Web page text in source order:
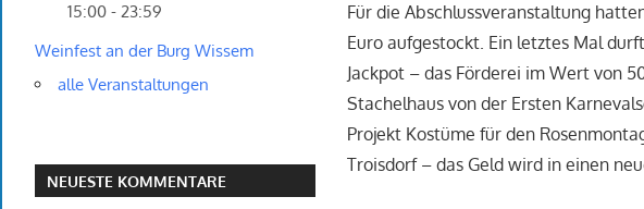
Für die Abschlussveranstaltung
Euro aufgestockt. Ein letztes Mal
Jackpot – das Förderei im Wert von
Stachelhaus von der Ersten
Projekt Kostüme für den
Troisdorf – das Geld wird in einen
15:00 - 23:59
Weinfest an der Burg Wissem
alle Veranstaltungen
NEUESTE KOMMENTARE